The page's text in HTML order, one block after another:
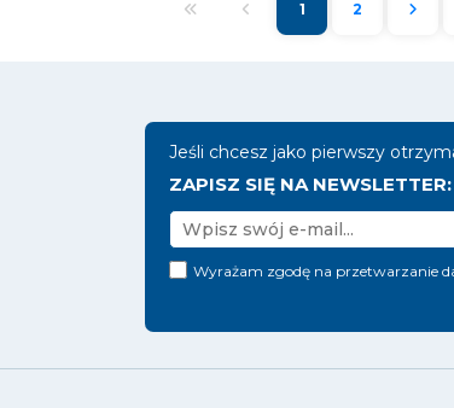
1 2
Jeśli chcesz jako pierwszy
ZAPISZ SIĘ NA NEWSLETTER:
Wyrażam zgodę na przetwarzanie